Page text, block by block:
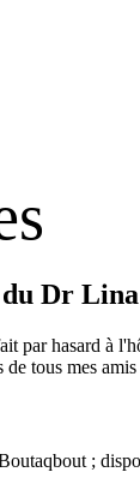
du Dr
par hasard à
tous mes
;